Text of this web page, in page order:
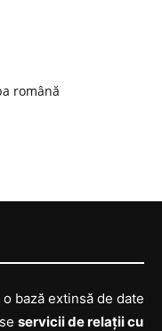
română
bază extinsă de date
servicii de relații cu